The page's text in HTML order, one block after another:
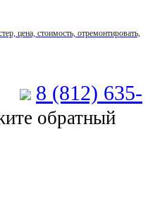
8 (812) 635-
обратный